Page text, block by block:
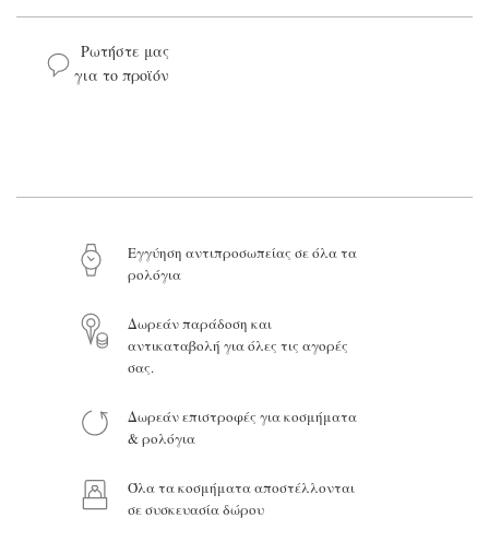
Ρωτήστε μας
για το προϊόν
Το μήνυμά σας
Eγγύηση αντιπροσωπείας σε όλα τα
ρολόγια
Δωρεάν παράδοση και
αντικαταβολή για όλες τις αγορές
σας.
Δωρεάν επιστροφές για κοσμήματα
& ρολόγια
Όλα τα κοσμήματα αποστέλλονται
σε συσκευασία δώρου